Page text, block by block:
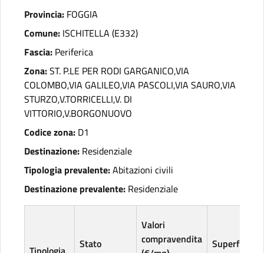
Provincia: FOGGIA
Comune: ISCHITELLA (E332)
Fascia: Periferica
Zona:ST. P.LE PER RODI GARGANICO,VIA
COLOMBO,VIA GALILEO,VIA PASCOLI,VIA SAURO,VIA
STURZO,V.TORRICELLI,V. DI
VITTORIO,V.BORGONUOVO
Codice zona: D1
Destinazione: Residenziale
Tipologia prevalente:Abitazioni civili
Destinazione prevalente: Residenziale
Stato
Valori
compravendita
Superficie